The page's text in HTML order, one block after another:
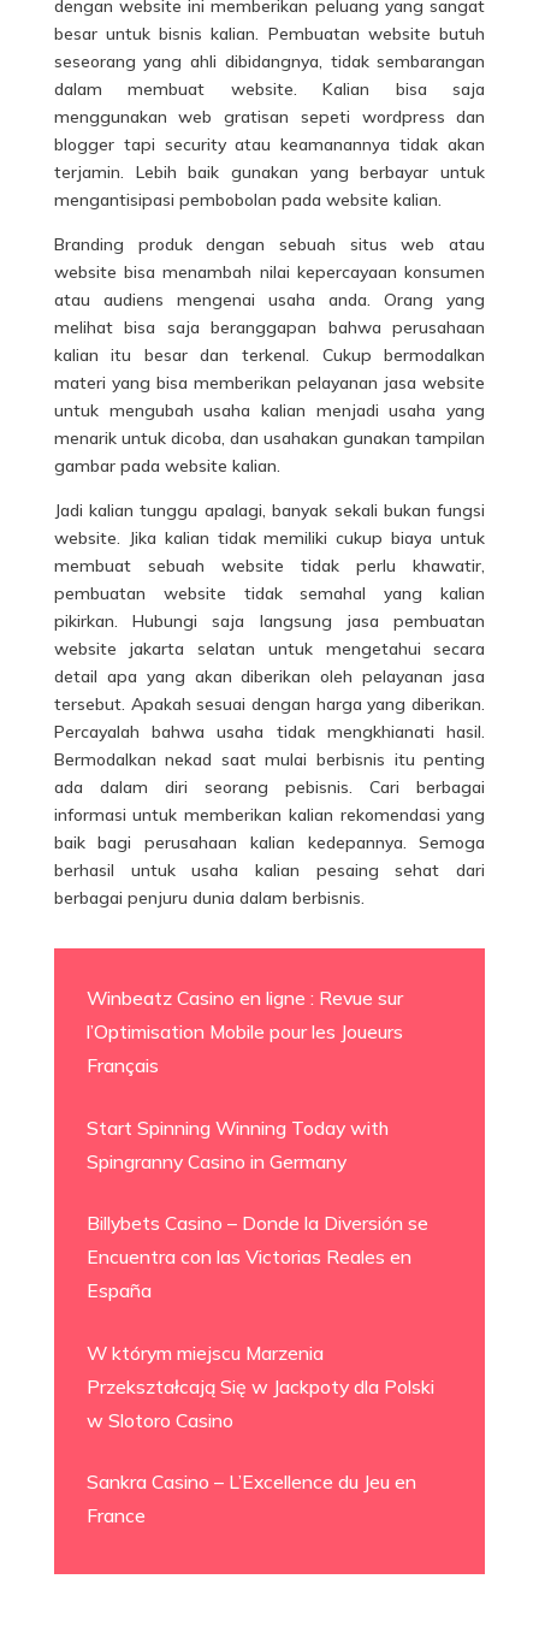
dengan website ini memberikan peluang yang sangat
besar untuk bisnis kalian. Pembuatan website butuh
seseorang yang ahli dibidangnya, tidak sembarangan
dalam membuat website. Kalian bisa saja
menggunakan web gratisan sepeti wordpress dan
blogger tapi security atau keamanannya tidak akan
terjamin. Lebih baik gunakan yang berbayar untuk
mengantisipasi pembobolan pada website kalian.
Branding produk dengan sebuah situs web atau
website bisa menambah nilai kepercayaan konsumen
atau audiens mengenai usaha anda. Orang yang
melihat bisa saja beranggapan bahwa perusahaan
kalian itu besar dan terkenal. Cukup bermodalkan
materi yang bisa memberikan pelayanan jasa website
untuk mengubah usaha kalian menjadi usaha yang
menarik untuk dicoba, dan usahakan gunakan tampilan
gambar pada website kalian.
Jadi kalian tunggu apalagi, banyak sekali bukan fungsi
website. Jika kalian tidak memiliki cukup biaya untuk
membuat sebuah website tidak perlu khawatir,
pembuatan website tidak semahal yang kalian
pikirkan. Hubungi saja langsung jasa pembuatan
website jakarta selatan untuk mengetahui secara
detail apa yang akan diberikan oleh pelayanan jasa
tersebut. Apakah sesuai dengan harga yang diberikan.
Percayalah bahwa usaha tidak mengkhianati hasil.
Bermodalkan nekad saat mulai berbisnis itu penting
ada dalam diri seorang pebisnis. Cari berbagai
informasi untuk memberikan kalian rekomendasi yang
baik bagi perusahaan kalian kedepannya. Semoga
berhasil untuk usaha kalian pesaing sehat dari
berbagai penjuru dunia dalam berbisnis.
Winbeatz Casino en ligne : Revue sur
l’Optimisation Mobile pour les Joueurs
Français
Start Spinning Winning Today with
Spingranny Casino in Germany
Billybets Casino – Donde la Diversión se
Encuentra con las Victorias Reales en
España
W którym miejscu Marzenia
Przekształcają Się w Jackpoty dla Polski
w Slotoro Casino
Sankra Casino – L’Excellence du Jeu en
France